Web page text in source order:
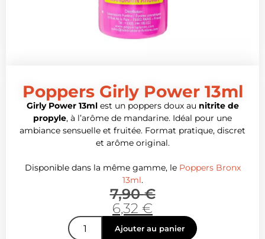
Poppers Girly Power 13ml
Girly Power 13mlest un poppers doux au nitrite de
propyle, à l’arôme de mandarine. Idéal pour une
ambiance sensuelle et fruitée. Format pratique, discret
et arôme original.
Disponible dans la même gamme, le Poppers Bronx
13ml.
7,90€
6,32 €
Ajouter au panier